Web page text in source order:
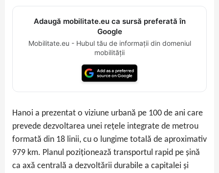
Adaugă mobilitate.eu ca sursă preferată în
Google
Mobilitate.eu - Hubul tău de informații din domeniul
mobilității
Hanoi a prezentat o viziune urbană pe 100 de ani care
prevede dezvoltarea unei rețele integrate de metrou
formată din 18 linii, cu o lungime totală de aproximativ
979 km. Planul poziționează transportul rapid pe șină
ca axă centrală a dezvoltării durabile a capitalei și